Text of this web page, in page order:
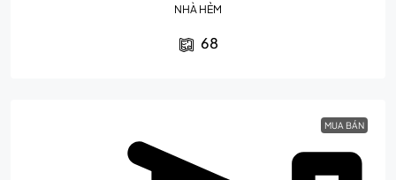
NHÀ HẺM
68
MUA BÁN